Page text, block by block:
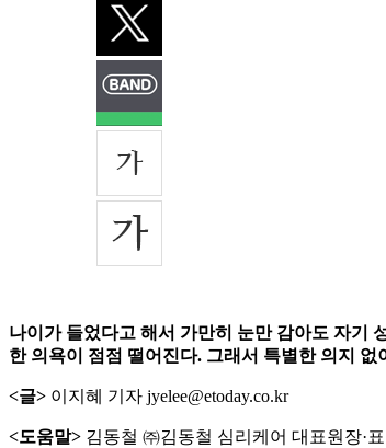
나이가 들었다고 해서 가만히 눈만 감아도 자기
한 의욕이 점점 떨어진다. 그래서 특별한 의지
<글> 이지혜 기자 jyelee@etoday.co.kr
<도움말> 김동철 ㈜김동철 심리케어 대표원장·